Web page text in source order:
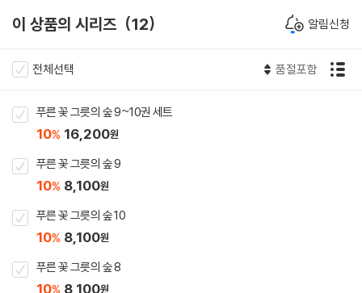
이 상품의 시리즈 12 알림신청
전체선택 품절포함
푸른 꽃 그릇의 숲 9~10권 세트
10% 16,200원
푸른 꽃 그릇의 숲 9
10% 8,100원
푸른 꽃 그릇의 숲 10
10% 8,100원
푸른 꽃 그릇의 숲 8
10% 8,100원